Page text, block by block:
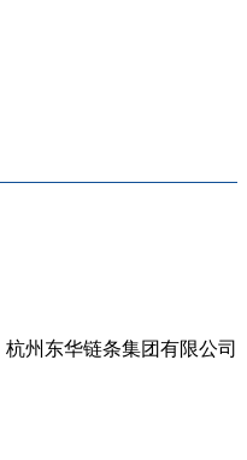
杭州东华链条集团有限公司